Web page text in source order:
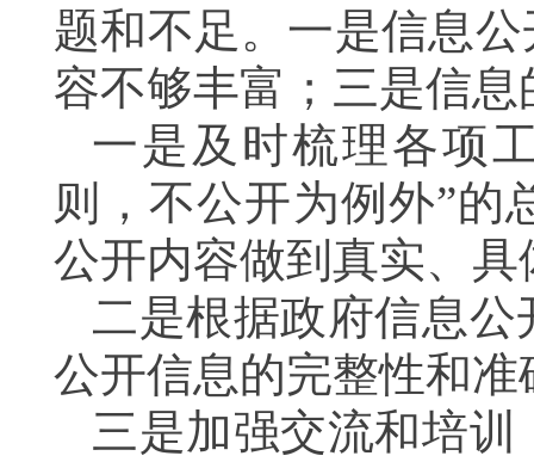
题和不足。一是信息
容不够丰富；三是信
一是及时梳理各项
则，不公开为例外”的
公开内容做到真实、具
二是根据政府信息
公开信息的完整性
三是加强交流和培